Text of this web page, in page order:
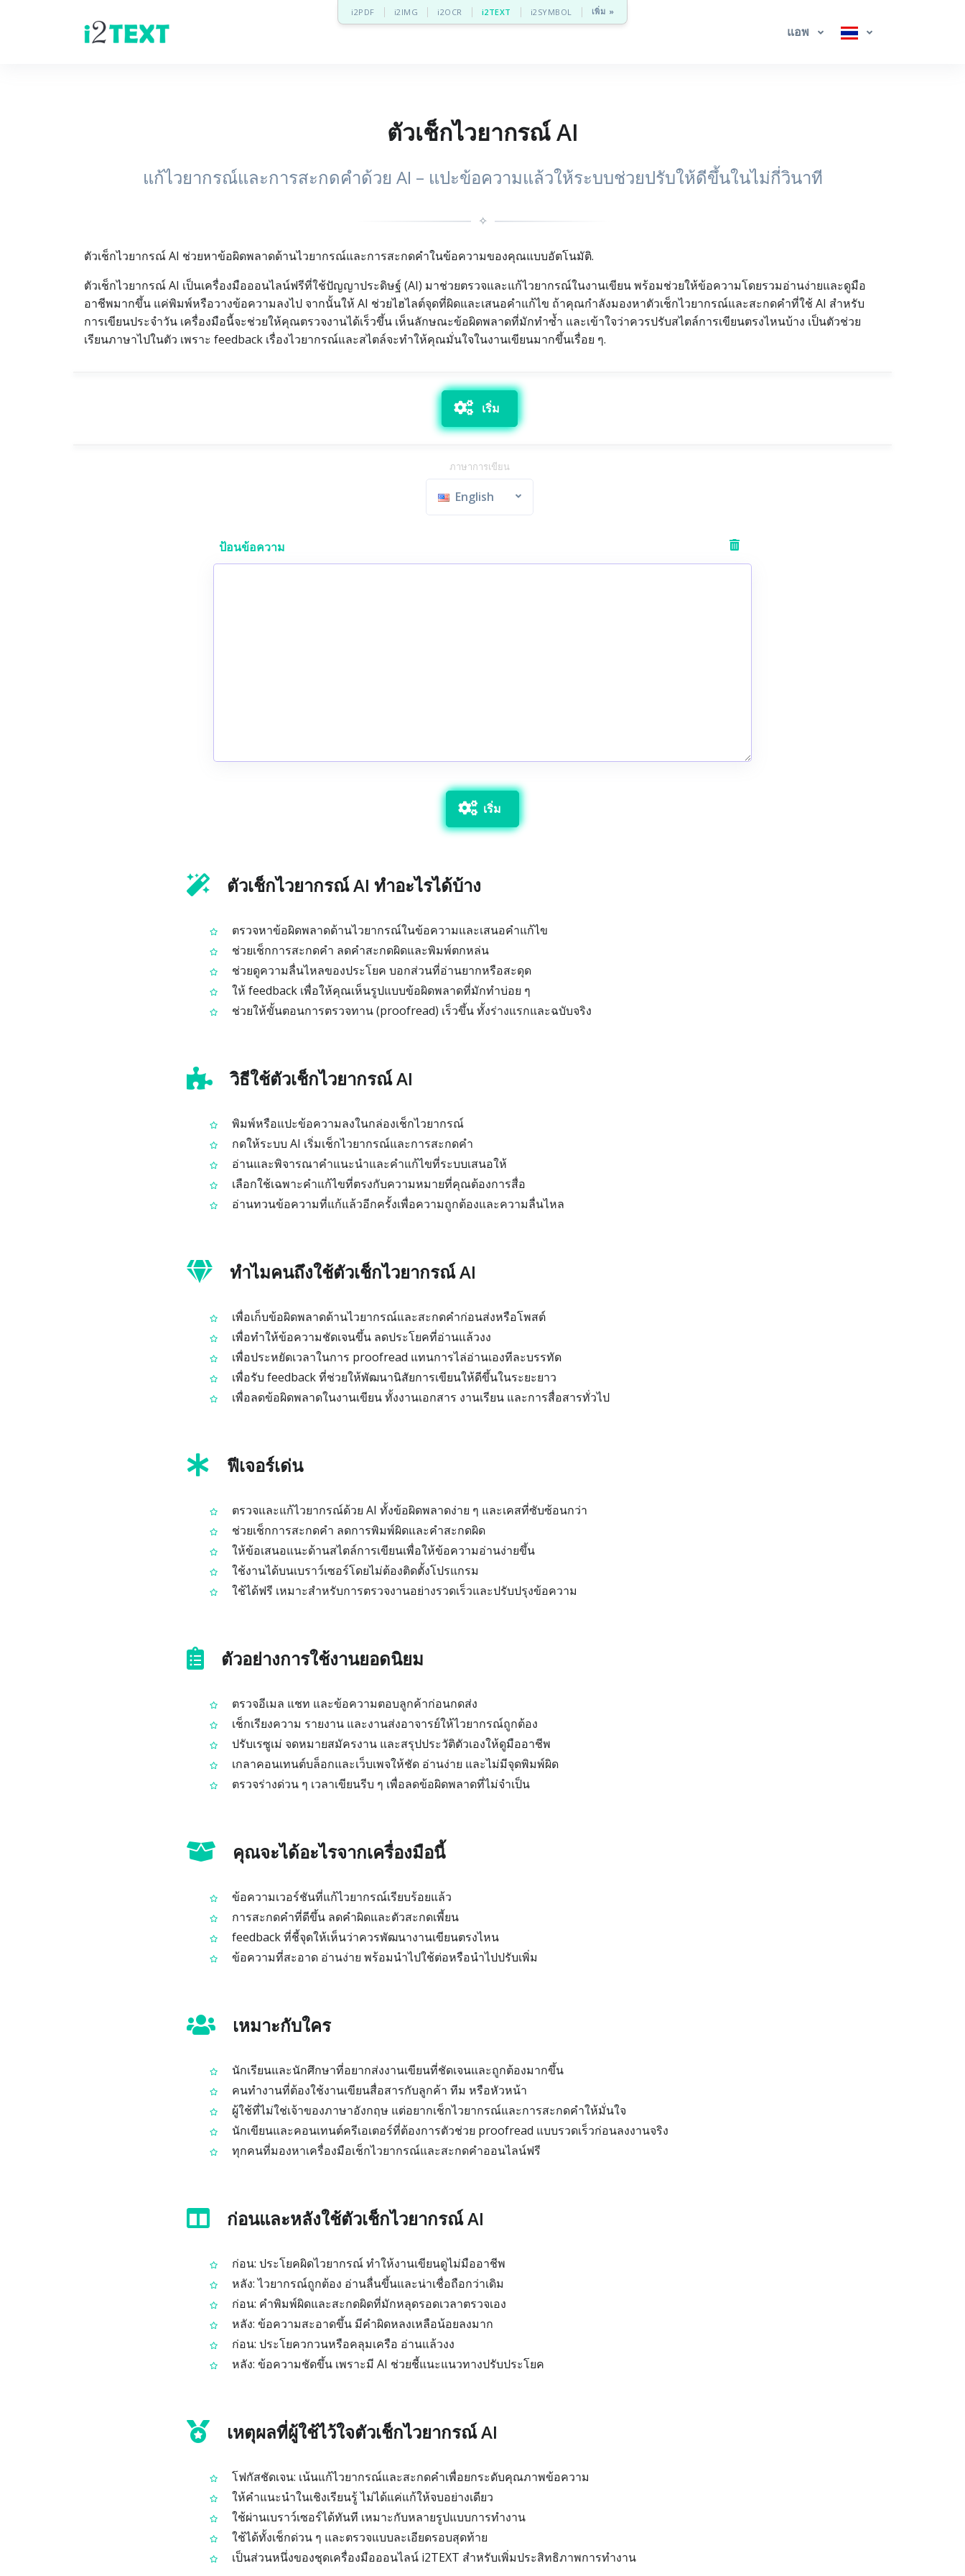
i2PDF i2IMG i2OCR i2TEXT i2SYMBOL เพิ่ม »
แอพ
ตัวเช็กไวยากรณ์ AI
แก้ไวยากรณ์และการสะกดคำด้วย AI – แปะข้อความแล้วให้ระบบช่วยปรับให้ดีขึ้นในไม่กี่วินาที
✧
ตัวเช็กไวยากรณ์ AI ช่วยหาข้อผิดพลาดด้านไวยากรณ์และการสะกดคำในข้อความของคุณแบบอัตโนมัติ.
ตัวเช็กไวยากรณ์ AI เป็นเครื่องมือออนไลน์ฟรีที่ใช้ปัญญาประดิษฐ์ (AI) มาช่วยตรวจและแก้ไวยากรณ์ในงานเขียน พร้อมช่วยให้ข้อความโดยรวมอ่านง่ายและดูมือ
อาชีพมากขึ้น แค่พิมพ์หรือวางข้อความลงไป จากนั้นให้ AI ช่วยไฮไลต์จุดที่ผิดและเสนอคำแก้ไข ถ้าคุณกำลังมองหาตัวเช็กไวยากรณ์และสะกดคำที่ใช้ AI สำหรับ
การเขียนประจำวัน เครื่องมือนี้จะช่วยให้คุณตรวจงานได้เร็วขึ้น เห็นลักษณะข้อผิดพลาดที่มักทำซ้ำ และเข้าใจว่าควรปรับสไตล์การเขียนตรงไหนบ้าง เป็นตัวช่วย
เรียนภาษาไปในตัว เพราะ feedback เรื่องไวยากรณ์และสไตล์จะทำให้คุณมั่นใจในงานเขียนมากขึ้นเรื่อย ๆ.
เริ่ม
ภาษาการเขียน
English
ป้อนข้อความ
เริ่ม
ตัวเช็กไวยากรณ์ AI ทำอะไรได้บ้าง
ตรวจหาข้อผิดพลาดด้านไวยากรณ์ในข้อความและเสนอคำแก้ไข
ช่วยเช็กการสะกดคำ ลดคำสะกดผิดและพิมพ์ตกหล่น
ช่วยดูความลื่นไหลของประโยค บอกส่วนที่อ่านยากหรือสะดุด
ให้ feedback เพื่อให้คุณเห็นรูปแบบข้อผิดพลาดที่มักทำบ่อย ๆ
ช่วยให้ขั้นตอนการตรวจทาน (proofread) เร็วขึ้น ทั้งร่างแรกและฉบับจริง
วิธีใช้ตัวเช็กไวยากรณ์ AI
พิมพ์หรือแปะข้อความลงในกล่องเช็กไวยากรณ์
กดให้ระบบ AI เริ่มเช็กไวยากรณ์และการสะกดคำ
อ่านและพิจารณาคำแนะนำและคำแก้ไขที่ระบบเสนอให้
เลือกใช้เฉพาะคำแก้ไขที่ตรงกับความหมายที่คุณต้องการสื่อ
อ่านทวนข้อความที่แก้แล้วอีกครั้งเพื่อความถูกต้องและความลื่นไหล
ทำไมคนถึงใช้ตัวเช็กไวยากรณ์ AI
เพื่อเก็บข้อผิดพลาดด้านไวยากรณ์และสะกดคำก่อนส่งหรือโพสต์
เพื่อทำให้ข้อความชัดเจนขึ้น ลดประโยคที่อ่านแล้วงง
เพื่อประหยัดเวลาในการ proofread แทนการไล่อ่านเองทีละบรรทัด
เพื่อรับ feedback ที่ช่วยให้พัฒนานิสัยการเขียนให้ดีขึ้นในระยะยาว
เพื่อลดข้อผิดพลาดในงานเขียน ทั้งงานเอกสาร งานเรียน และการสื่อสารทั่วไป
ฟีเจอร์เด่น
ตรวจและแก้ไวยากรณ์ด้วย AI ทั้งข้อผิดพลาดง่าย ๆ และเคสที่ซับซ้อนกว่า
ช่วยเช็กการสะกดคำ ลดการพิมพ์ผิดและคำสะกดผิด
ให้ข้อเสนอแนะด้านสไตล์การเขียนเพื่อให้ข้อความอ่านง่ายขึ้น
ใช้งานได้บนเบราว์เซอร์โดยไม่ต้องติดตั้งโปรแกรม
ใช้ได้ฟรี เหมาะสำหรับการตรวจงานอย่างรวดเร็วและปรับปรุงข้อความ
ตัวอย่างการใช้งานยอดนิยม
ตรวจอีเมล แชท และข้อความตอบลูกค้าก่อนกดส่ง
เช็กเรียงความ รายงาน และงานส่งอาจารย์ให้ไวยากรณ์ถูกต้อง
ปรับเรซูเม่ จดหมายสมัครงาน และสรุปประวัติตัวเองให้ดูมืออาชีพ
เกลาคอนเทนต์บล็อกและเว็บเพจให้ชัด อ่านง่าย และไม่มีจุดพิมพ์ผิด
ตรวจร่างด่วน ๆ เวลาเขียนรีบ ๆ เพื่อลดข้อผิดพลาดที่ไม่จำเป็น
คุณจะได้อะไรจากเครื่องมือนี้
ข้อความเวอร์ชันที่แก้ไวยากรณ์เรียบร้อยแล้ว
การสะกดคำที่ดีขึ้น ลดคำผิดและตัวสะกดเพี้ยน
feedback ที่ชี้จุดให้เห็นว่าควรพัฒนางานเขียนตรงไหน
ข้อความที่สะอาด อ่านง่าย พร้อมนำไปใช้ต่อหรือนำไปปรับเพิ่ม
เหมาะกับใคร
นักเรียนและนักศึกษาที่อยากส่งงานเขียนที่ชัดเจนและถูกต้องมากขึ้น
คนทำงานที่ต้องใช้งานเขียนสื่อสารกับลูกค้า ทีม หรือหัวหน้า
ผู้ใช้ที่ไม่ใช่เจ้าของภาษาอังกฤษ แต่อยากเช็กไวยากรณ์และการสะกดคำให้มั่นใจ
นักเขียนและคอนเทนต์ครีเอเตอร์ที่ต้องการตัวช่วย proofread แบบรวดเร็วก่อนลงงานจริง
ทุกคนที่มองหาเครื่องมือเช็กไวยากรณ์และสะกดคำออนไลน์ฟรี
ก่อนและหลังใช้ตัวเช็กไวยากรณ์ AI
ก่อน: ประโยคผิดไวยากรณ์ ทำให้งานเขียนดูไม่มืออาชีพ
หลัง: ไวยากรณ์ถูกต้อง อ่านลื่นขึ้นและน่าเชื่อถือกว่าเดิม
ก่อน: คำพิมพ์ผิดและสะกดผิดที่มักหลุดรอดเวลาตรวจเอง
หลัง: ข้อความสะอาดขึ้น มีคำผิดหลงเหลือน้อยลงมาก
ก่อน: ประโยควกวนหรือคลุมเครือ อ่านแล้วงง
หลัง: ข้อความชัดขึ้น เพราะมี AI ช่วยชี้แนะแนวทางปรับประโยค
เหตุผลที่ผู้ใช้ไว้ใจตัวเช็กไวยากรณ์ AI
โฟกัสชัดเจน: เน้นแก้ไวยากรณ์และสะกดคำเพื่อยกระดับคุณภาพข้อความ
ให้คำแนะนำในเชิงเรียนรู้ ไม่ได้แค่แก้ให้จบอย่างเดียว
ใช้ผ่านเบราว์เซอร์ได้ทันที เหมาะกับหลายรูปแบบการทำงาน
ใช้ได้ทั้งเช็กด่วน ๆ และตรวจแบบละเอียดรอบสุดท้าย
เป็นส่วนหนึ่งของชุดเครื่องมือออนไลน์ i2TEXT สำหรับเพิ่มประสิทธิภาพการทำงาน